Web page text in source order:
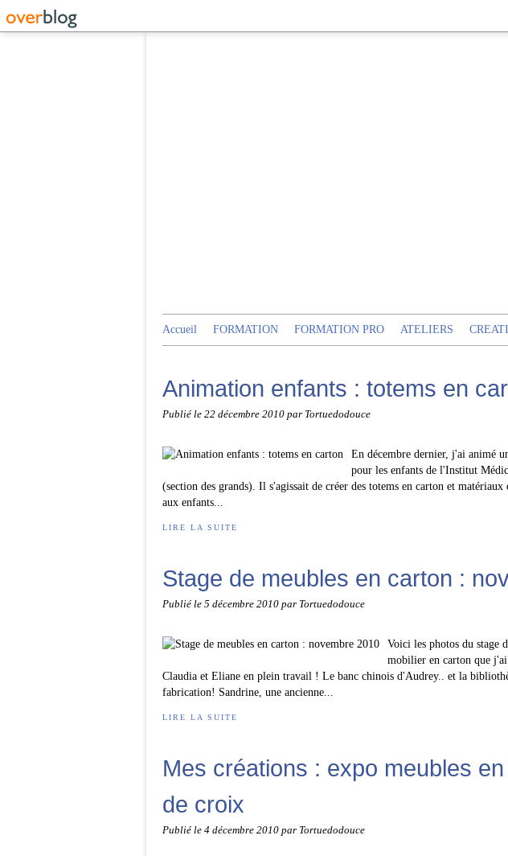
Accueil FORMATION FORMATION PRO ATELIERS
Animation enfants : totems en
Publié le 22 décembre 2010 par Tortuedodouce
En décembre dernier, j'ai animé
pour les enfants de l'Institut
(section des grands). Il s'agissait de créer des totems en carton et
aux enfants...
LIRE LA SUITE
Stage de meubles en carton :
Publié le 5 décembre 2010 par Tortuedodouce
Voici les photos du stage
mobilier en carton que
Claudia et Eliane en plein travail ! Le banc chinois d'Audrey.. et la
fabrication! Sandrine, une ancienne...
LIRE LA SUITE
Mes créations : expo meubles
de croix
Publié le 4 décembre 2010 par Tortuedodouce